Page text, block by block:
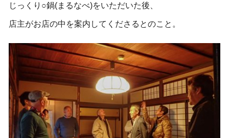
じっくり○鍋(まるなべ)をいただいた後、
店主がお店の中を案内してくださるとのこと。